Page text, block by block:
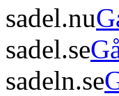
sadel.nu
sadel.se
sadeln.se